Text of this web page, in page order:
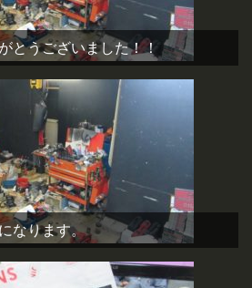
とうございました！！
なります。